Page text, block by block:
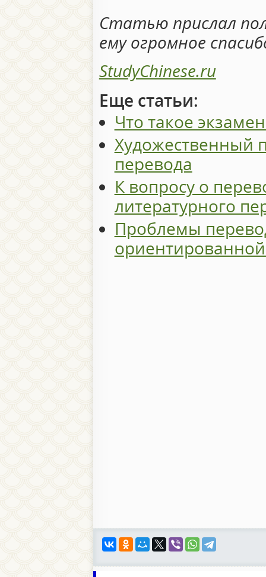
Статью прислал
ему огромное
StudyChinese.ru
Еще статьи:
Что такое экзамен
Художественный
перевода
К вопросу о
литературного
Проблемы